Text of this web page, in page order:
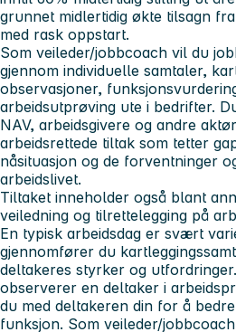
grunnet midlertidig økte tilsagn
med rask oppstart.
Som veileder/jobbcoach vil du
gjennom individuelle samtaler,
observasjoner,
arbeidsutprøving ute i bedrifter.
NAV, arbeidsgivere og andre
arbeidsrettede tiltak som tetter
nåsituasjon og de forventninger
arbeidslivet.
Tiltaket inneholder også blant
veiledning og tilrettelegging på
En typisk arbeidsdag er svært
gjennomfører du
deltakeres styrker og
observerer en deltaker i
du med deltakeren din for å
funksjon. Som veileder/